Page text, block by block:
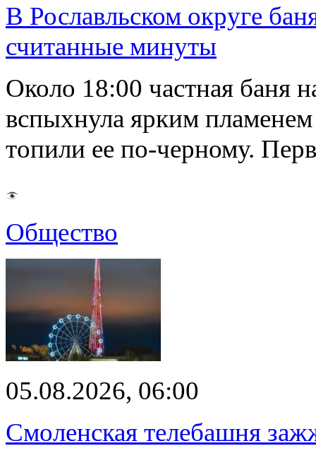
В Рославльском округе
считанные минуты
Около 18:00 частная баня
вспыхнула ярким
топили ее по-черному.
Общество
05.08.2026, 06:00
Смоленская телебашня